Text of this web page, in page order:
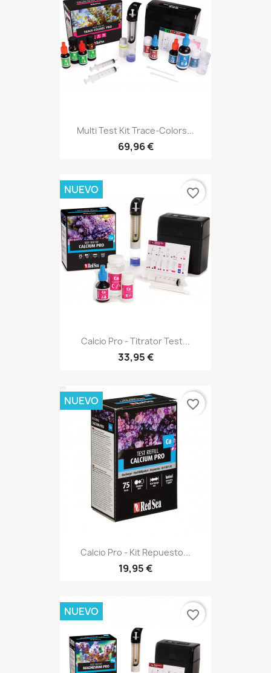
Multi Test Kit Trace-Colors...
69,96 €
Calcio Pro - Titrator Test...
33,95 €
NUEVO favorite_border
Calcio Pro - Kit Repuesto...
19,95 €
NUEVO favorite_border
NUEVO favorite_border